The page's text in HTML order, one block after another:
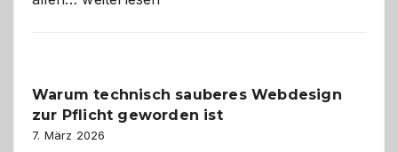
den
Logikrätseln
Warum technisch sauberes Webdesign
zur Pflicht geworden ist
7. März 2026